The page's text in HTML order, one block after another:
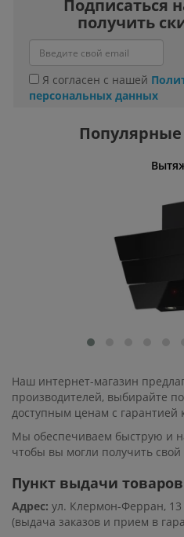
Подписаться
получить
Я согласен с нашей
персональных данных
Популярные
Наш интернет-магазин
производителей, выбирайте
доступным ценам с гарантией
Мы обеспечиваем быструю и
чтобы вы могли получить
Пункт выдачи
Адрес: ул. Клермон-Ферран,
(выдача заказов и прием в